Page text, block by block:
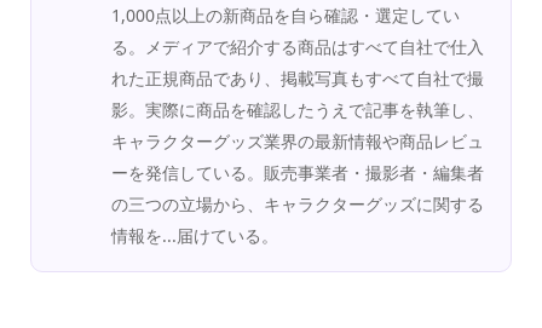
1,000点以上の新商品を自ら確認・選定してい
る。メディアで紹介する商品はすべて自社で仕入
れた正規商品であり、掲載写真もすべて自社で撮
影。実際に商品を確認したうえで記事を執筆し、
キャラクターグッズ業界の最新情報や商品レビュ
ーを発信している。販売事業者・撮影者・編集者
の三つの立場から、キャラクターグッズに関する
情報を...届けている。